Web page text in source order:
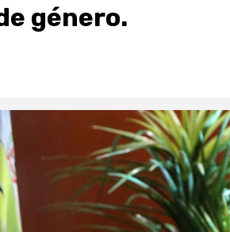
género.